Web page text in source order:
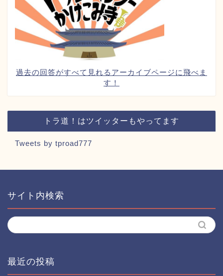
過去の回答がすべて見れるアーカイブページに飛べま
す！
トラ道！はツイッターもやってます
Tweets by tproad777
サイト内検索
最近の投稿